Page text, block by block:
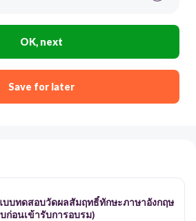
OK, next
Save for later
บบทดสอบวัดผลสัมฤทธิ์ทักษะภาษาอังกฤษ
ก่อนเข้ารับการอบรม)